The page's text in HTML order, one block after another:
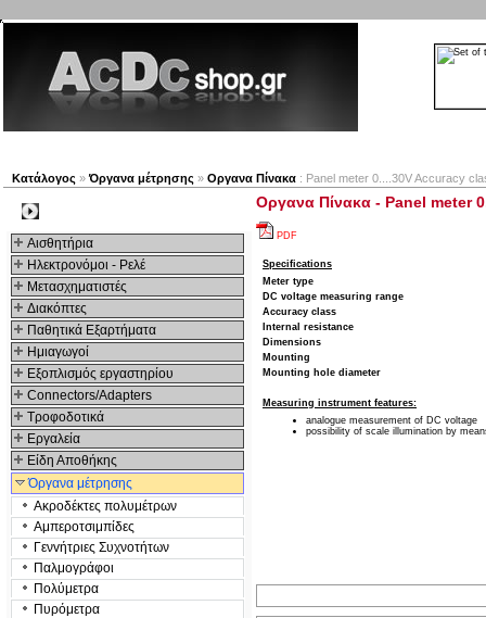
Κατάλογος »Όργανα μέτρησης » Οργανα Πίνακα : Panel meter 0....30V Accuracy
Αισθητήρια
Ηλεκτρονόμοι - Ρελέ
Μετασχηματιστές
Διακόπτες
Παθητικά Εξαρτήματα
Hμιαγωγοί
Εξοπλισμός εργαστηρίου
Connectors/Adapters
Τροφοδοτικά
Εργαλεία
Είδη Αποθήκης
Όργανα μέτρησης
Ακροδέκτες πολυμέτρων
Αμπεροτσιμπίδες
Γενvήτριες Συχνοτήτων
Παλμογράφοι
Πολύμετρα
Πυρόμετρα
Οργανα Πίνακα - Panel meter
PDF
Specifications
Meter type
DC voltage measuring range
Accuracy class
Internal resistance
Dimensions
Mounting
Mounting hole diameter
Measuring instrument features:
analogue measurement of DC voltage
possibility of scale illumination by